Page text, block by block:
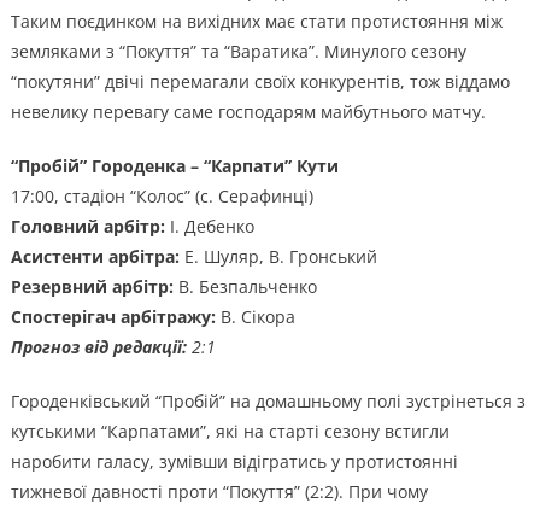
Таким поєдинком на вихідних має стати протистояння між
земляками з “Покуття” та “Варатика”. Минулого сезону
“покутяни” двічі перемагали своїх конкурентів, тож віддамо
невелику перевагу саме господарям майбутнього матчу.
“Пробій” Городенка – “Карпати” Кути
17:00, стадіон “Колос” (с. Серафинці)
Головний арбітр: І. Дебенко
Асистенти арбітра: Е. Шуляр, В. Гронський
Резервний арбітр: В. Безпальченко
Спостерігач арбітражу: В. Сікора
Прогноз від редакції:2:1
Городенківський “Пробій” на домашньому полі зустрінеться з
кутськими “Карпатами”, які на старті сезону встигли
наробити галасу, зумівши відігратись у протистоянні
тижневої давності проти “Покуття” (2:2). При чому